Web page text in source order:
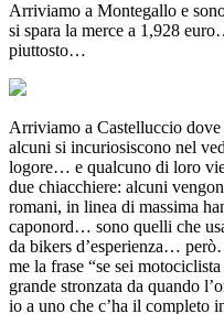
Arriviamo a Montegallo e
si spara la merce a 1,928
piuttosto…
Arriviamo a Castelluccio
alcuni si incuriosiscono nel
logore… e qualcuno di loro
due chiacchiere: alcuni
romani, in linea di massima
caponord… sono quelli che
da bikers d’esperienza…
me la frase “se sei
grande stronzata da quando
io a uno che c’ha il completo